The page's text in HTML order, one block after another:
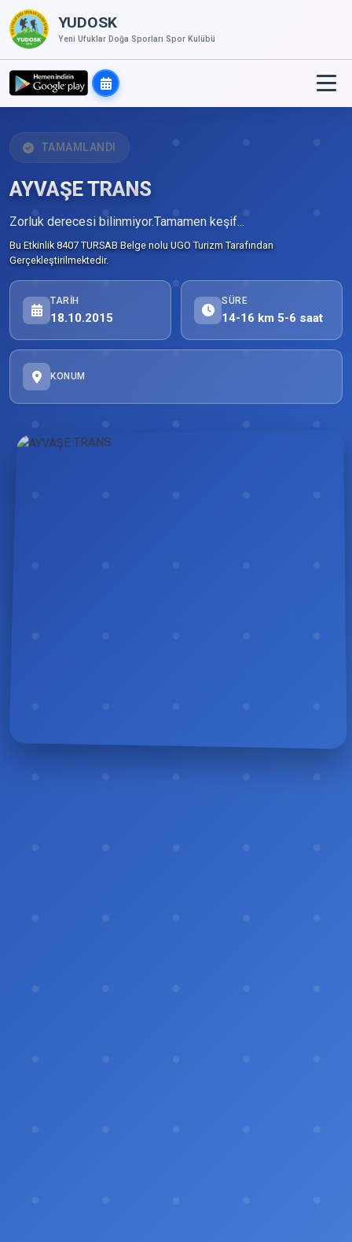
YUDOSK
Yeni Ufuklar Doğa Sporları Spor Kulübü
TAMAMLANDI
AYVAŞE TRANS
Zorluk derecesi bilinmiyor.Tamamen keşif...
Bu Etkinlik 8407 TURSAB Belge nolu UGO Turizm Tarafından
Gerçekleştirilmektedir.
TARIH
18.10.2015
SÜRE
14-16 km 5-6 saat
KONUM